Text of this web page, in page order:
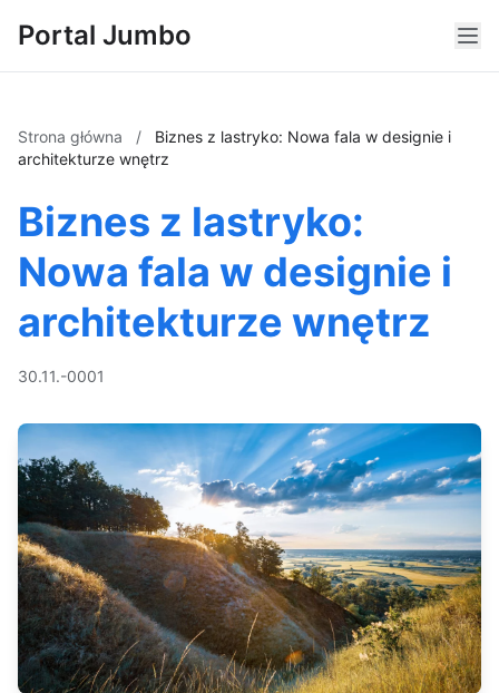
Portal Jumbo
Strona główna /
Biznes z lastryko: Nowa fala w designie i
architekturze wnętrz
Biznes z lastryko:
Nowa fala w designie i
architekturze wnętrz
30.11.-0001